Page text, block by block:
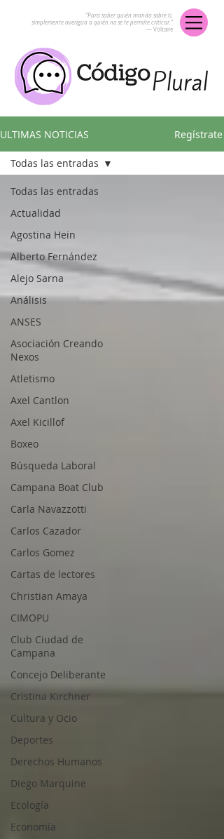
“Para saber quién manda sobre ti,
simplemente averigua a quién no se te permite criticar.”
― Voltaire
ULTIMAS NOTICIAS Regístrate
Todas las entradas
Actualidad
Agostina Hein
Alberto Fernández
Alejo Sarna
Análisis
ANSES
Asociación Creando
Nexos
Atletismo
Axel Cantlon
Axel Kicillof
Boxeo
Búsqueda Laboral
Campana Boat Club
Carla Navazzotti
Carlos Cazador
Carlos Gomez
Cartas de lectores
Christian Amaya
CIMOPU
Club Ciudad de
Campana
Concejo Deliberante
Cristina Kirchner
Cultura y Ocio
Deportes
Derechos Humanos
Diego Marquine
Ecología
Economía
Todas las entradas